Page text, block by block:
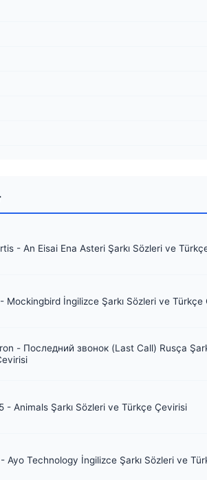
- An Eisai Ena Asteri Şarkı Sözleri ve
Mockingbird İngilizce Şarkı Sözleri ve Türkçe
- Последний звонок (Last Call) Rusça
- Animals Şarkı Sözleri ve Türkçe Çevirisi
Ayo Technology İngilizce Şarkı Sözleri ve